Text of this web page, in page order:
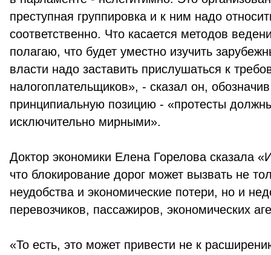
преступная группировка и к ним надо
соответственно. Что касается методов
полагаю, что будет уместно изучить
власти надо заставить прислушаться к
налогоплательщиков», - сказал он, обозначив
принципиальную позицию - «протесты
исключительно мирными».
Доктор экономики Елена Горелова сказала
что блокирование дорог может вызвать не
неудобства и экономические потери, но и
перевозчиков, пассажиров, экономических
«То есть, это может привести не к